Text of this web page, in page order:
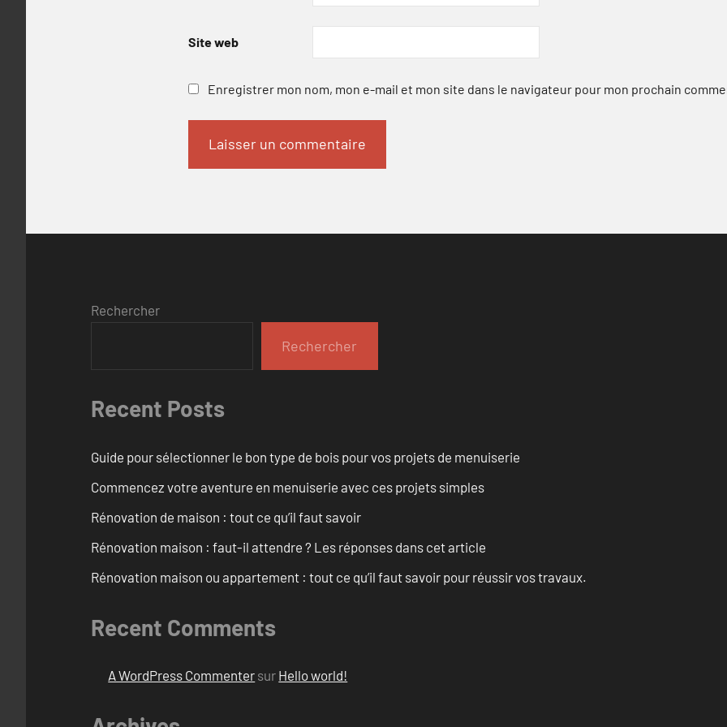
Site web
Enregistrer mon nom, mon e-mail et mon site dans le navigateur pour mon prochain
Rechercher
Rechercher
Recent Posts
Guide pour sélectionner le bon type de bois pour vos projets de menuiserie
Commencez votre aventure en menuiserie avec ces projets simples
Rénovation de maison : tout ce qu’il faut savoir
Rénovation maison : faut-il attendre ? Les réponses dans cet article
Rénovation maison ou appartement : tout ce qu’il faut savoir pour réussir vos travaux.
Recent Comments
A WordPress Commenter sur Hello world!